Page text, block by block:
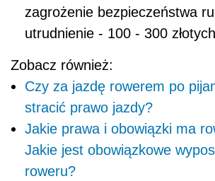
zagrożenie bezpieczeństwa
utrudnienie - 100 - 300
Zobacz również:
Czy za jazdę rowerem po
stracić prawo jazdy?
Jakie prawa i obowiązki ma
Jakie jest obowiązkowe
roweru?